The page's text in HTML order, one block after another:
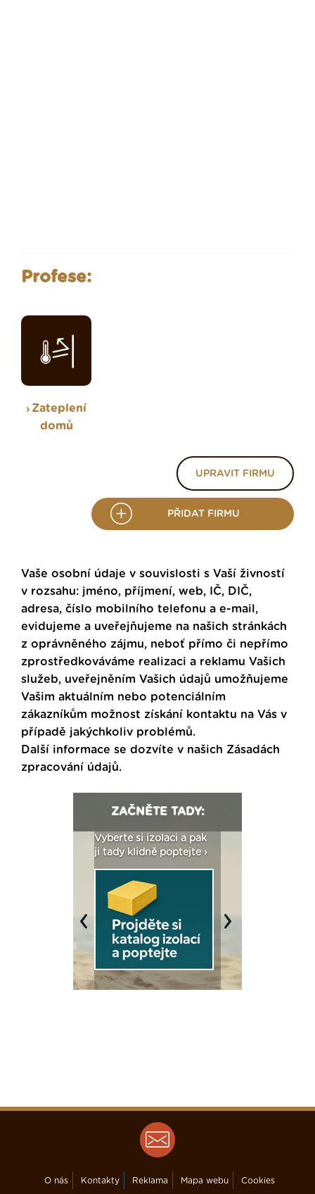
Profese:
Zateplení
domů
UPRAVIT FIRMU
PŘIDAT FIRMU
Vaše osobní údaje v souvislosti s Vaší živností
v rozsahu: jméno, příjmení, web, IČ, DIČ,
adresa, číslo mobilního telefonu a e-mail,
evidujeme a uveřejňujeme na našich stránkách
z oprávněného zájmu, neboť přímo či nepřímo
zprostředkováváme realizaci a reklamu Vašich
služeb, uveřejněním Vašich údajů umožňujeme
Vašim aktuálním nebo potenciálním
zákazníkům možnost získání kontaktu na Vás v
případě jakýchkoliv problémů.
Další informace se dozvíte v našich Zásadách
zpracování údajů.
ZAČNĚTE TADY:
Vyberte si izolaci a pak
ji tady klidně poptejte ›
Previous Next
O nás Kontakty Reklama Mapa webu Cookies